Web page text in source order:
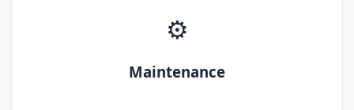
⚙️
Maintenance